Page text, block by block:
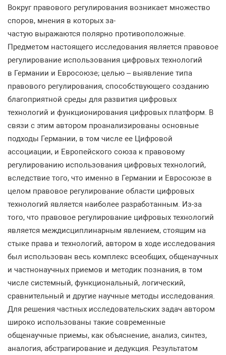
Вокруг правового регулирования возникает множество
споров, мнения в которых за-
частую выражаются полярно противоположные.
Предметом настоящего исследования является правовое
регулирование использования цифровых технологий
в Германии и Евросоюзе; целью – выявление типа
правового регулирования, способствующего созданию
благоприятной среды для развития цифровых
технологий и функционирования цифровых платформ. В
связи с этим автором проанализированы основные
подходы Германии, в том числе ее Цифровой
ассоциации, и Европейского союза к правовому
регулированию использования цифровых технологий,
вследствие того, что именно в Германии и Евросоюзе в
целом правовое регулирование области цифровых
технологий является наиболее разработанным. Из-за
того, что правовое регулирование цифровых технологий
является междисциплинарным явлением, стоящим на
стыке права и технологий, автором в ходе исследования
был использован весь комплекс всеобщих, общенаучных
и частнонаучных приемов и методик познания, в том
числе системный, функциональный, логический,
сравнительный и другие научные методы исследования.
Для решения частных исследовательских задач автором
широко использованы такие современные
общенаучные приемы, как объяснение, анализ, синтез,
аналогия, абстрагирование и дедукция. Результатом